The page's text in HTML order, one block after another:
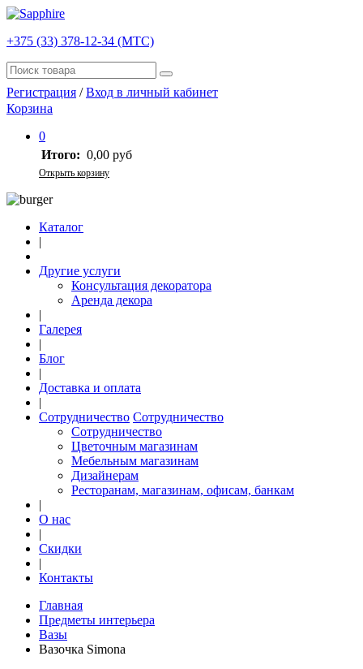
+375 (33) 378-12-34 (МТС)
Регистрация /Вход в личный кабинет
Корзина
0
Итого: 0,00 руб
Открыть корзину
Каталог
|
Другие услуги
Консультация декоратора
Аренда декора
|
Галерея
|
Блог
|
Доставка и оплата
|
Сотрудничество Сотрудничество
Сотрудничество
Цветочным магазинам
Мебельным магазинам
Дизайнерам
Ресторанам, магазинам, офисам, банкам
|
О нас
|
Скидки
|
Контакты
Главная
Предметы интерьера
Вазы
Вазочка Simona